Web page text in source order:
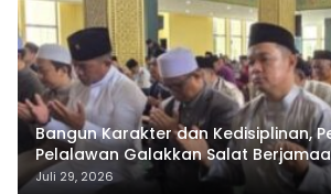
Bangun Karakter dan Kedisiplinan,
Pelalawan Galakkan Salat
Juli 29, 2026